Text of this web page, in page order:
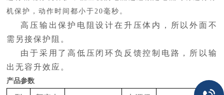
机保护，动作时间都小于20毫秒。
高压输出保护电阻设计在升压体内，所以外面不
需另接保护阻。
由于采用了高低压闭环负反馈控制电路，所以输
出无容升效应。
产品参数